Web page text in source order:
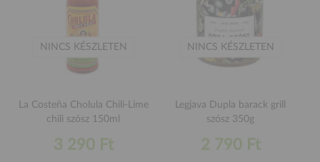
NINCS KÉSZLETEN
La Costeña Cholula Chili-Lime
chili szósz 150ml
3 290 Ft
NINCS KÉSZLETEN
Legjava Dupla barack grill
szósz 350g
2 790 Ft